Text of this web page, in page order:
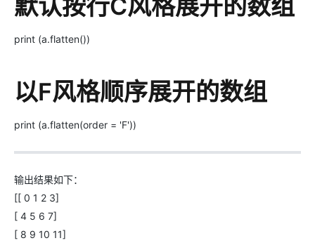
默认按行C风格展开的数组
print (a.flatten())
以F风格顺序展开的数组
print (a.flatten(order = 'F'))
输出结果如下：
[[ 0 1 2 3]
[ 4 5 6 7]
[ 8 9 10 11]